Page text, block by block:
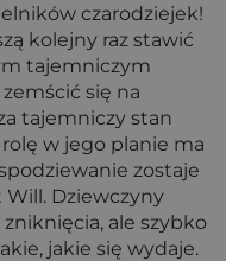
czarodziejek!
kolejny raz stawić
tajemniczym
się na
tajemniczy stan
w jego planie ma
zostaje
Will. Dziewczyny
ale szybko
jakie się wydaje.